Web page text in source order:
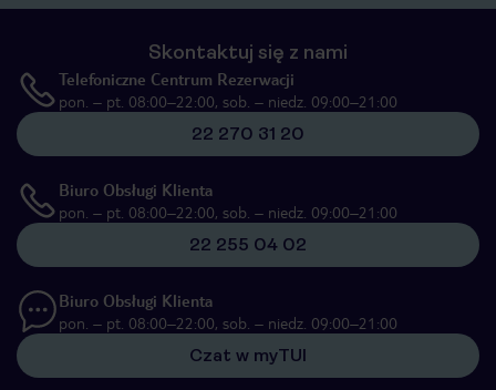
Skontaktuj się z nami
Telefoniczne Centrum Rezerwacji
pon. – pt. 08:00–22:00, sob. – niedz. 09:00–21:00
22 270 31 20
Biuro Obsługi Klienta
pon. – pt. 08:00–22:00, sob. – niedz. 09:00–21:00
22 255 04 02
Biuro Obsługi Klienta
pon. – pt. 08:00–22:00, sob. – niedz. 09:00–21:00
Czat w myTUI